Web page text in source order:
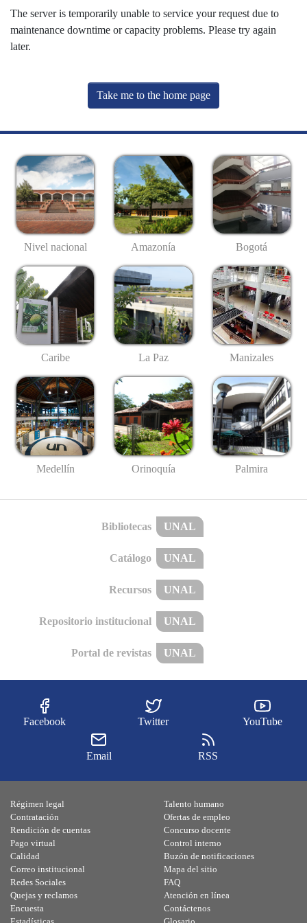
The server is temporarily unable to service your request due to
maintenance downtime or capacity problems. Please try again
later.
Take me to the home page
Nivel nacional Amazonía Bogotá
Caribe La Paz Manizales
Medellín Orinoquía Palmira
Bibliotecas UNAL
Catálogo UNAL
Recursos UNAL
Repositorio institucional UNAL
Portal de revistas UNAL
Facebook Twitter YouTube
Email RSS
Régimen legal
Contratación
Rendición de cuentas
Pago virtual
Calidad
Talento humano
Ofertas de empleo
Concurso docente
Control interno
Buzón de notificaciones
Correo institucional
Redes Sociales
Quejas y reclamos
Encuesta
Mapa del sitio
FAQ
Atención en línea
Contáctenos